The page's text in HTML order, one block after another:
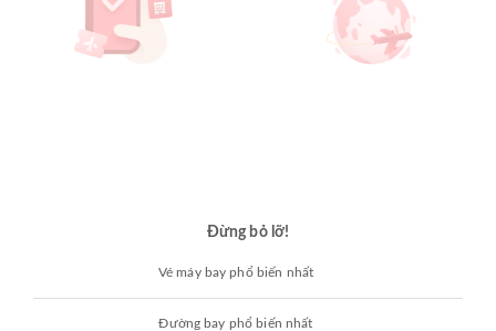
Đừng bỏ lỡ!
Vé máy bay phổ biến nhất
Đường bay phổ biến nhất